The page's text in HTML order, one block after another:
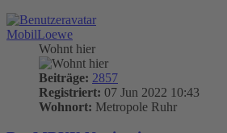
MobilLoewe
Wohnt hier
Beiträge: 2857
Registriert: 07 Jun 2022 10:43
Wohnort: Metropole Ruhr